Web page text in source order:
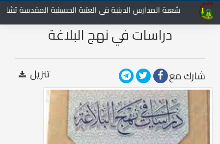
شعبة المدارس الدينية في العتبة الحسينية المقدسة تشارك
دراسات في نهج البلاغة
شارك مع تنزيل